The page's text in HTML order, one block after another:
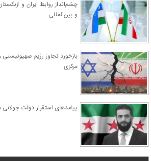
چشم‌انداز روابط ایران و
و بین‌المللی
​بازخورد تجاوز رژیم صهیونیستی
مرکزی
پیامدهای استقرار دولت